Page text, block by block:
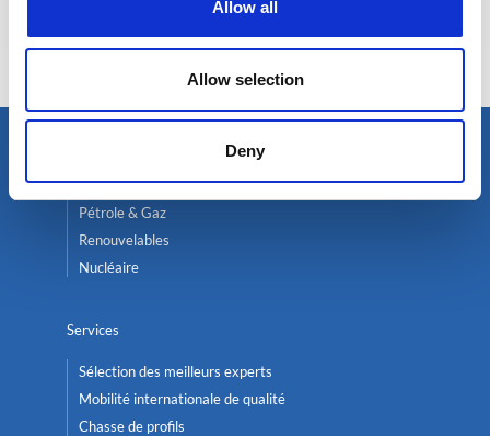
Allow all
Allow selection
Deny
Eva BERTON
Pétrole & Gaz
Renouvelables
Nucléaire
Services
Sélection des meilleurs experts
Mobilité internationale de qualité
Chasse de profils